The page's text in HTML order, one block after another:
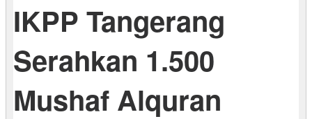
IKPP Tangerang
Serahkan 1.500
Mushaf Alquran